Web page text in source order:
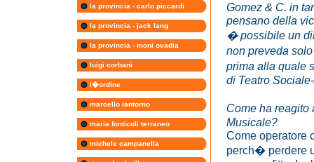
la provincia - carlo piccardi
la provincia - jack lang
la provincia - moni ovadia
luigi corbani
l�ordine
marcello iantorno
maria fonticoli terraneo
michele campanella
Gomez & C. in
pensano della
� possibile un
non preveda
prima alla quale
di Teatro
Come ha
Musicale?
Come operatore
perch� perdere